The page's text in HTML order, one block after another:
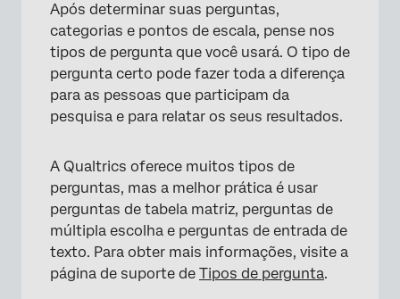
Após determinar suas perguntas,
categorias e pontos de escala, pense nos
tipos de pergunta que você usará. O tipo de
pergunta certo pode fazer toda a diferença
para as pessoas que participam da
pesquisa e para relatar os seus resultados.
A Qualtrics oferece muitos tipos de
perguntas, mas a melhor prática é usar
perguntas de tabela matriz, perguntas de
múltipla escolha e perguntas de entrada de
texto. Para obter mais informações, visite a
página de suporte de Tipos de pergunta.